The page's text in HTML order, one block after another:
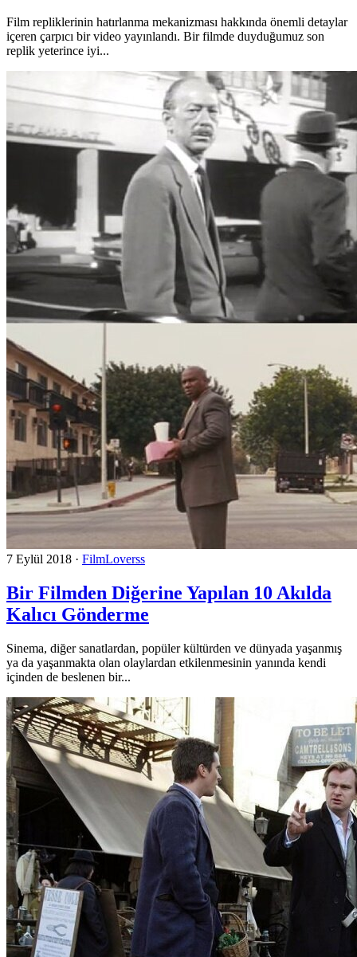
Film repliklerinin hatırlanma mekanizması hakkında önemli detaylar
içeren çarpıcı bir video yayınlandı. Bir filmde duyduğumuz son
replik yeterince iyi...
7 Eylül 2018 · FilmLoverss
Bir Filmden Diğerine Yapılan 10 Akılda
Kalıcı Gönderme
Sinema, diğer sanatlardan, popüler kültürden ve dünyada yaşanmış
ya da yaşanmakta olan olaylardan etkilenmesinin yanında kendi
içinden de beslenen bir...